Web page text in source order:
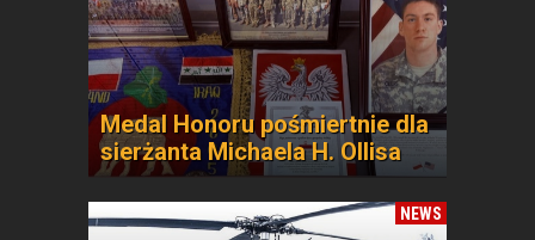
Medal Honoru pośmiertnie dla
sierżanta Michaela H. Ollisa
NEWS